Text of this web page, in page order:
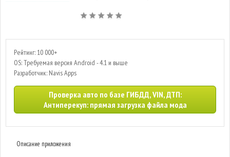
Рейтинг: 10 000+
OS: Требуемая версия Android - 4.1 и выше
Разработчик: Navis Apps
Проверка авто по базе ГИБДД, VIN, ДТП:
Антиперекуп: прямая загрузка файла мода
Описание приложения